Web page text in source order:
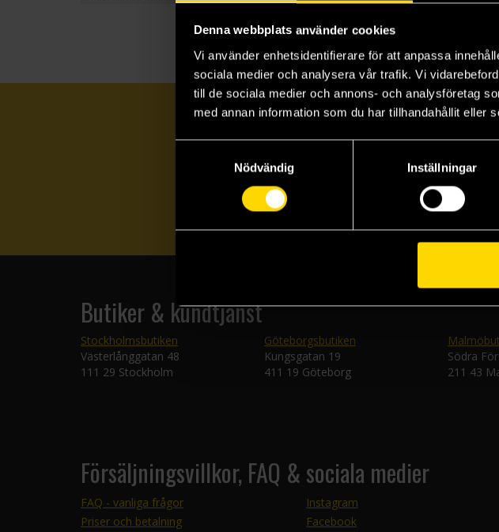
Denna webbplats använder cookies
Vi använder enhetsidentifierare för att anpassa
sociala medier och analysera vår trafik. Vi
till de sociala medier och annons- och analysföretag
med annan information som du har tillhandahållit eller
Nödvändig
Inställningar
Butiker & kundtjänst
Stockholmsbutiken
Västerlånggatan 48
111 29 Stockholm
Göteborgsbutiken
Kungsgatan 19
411 19 Göteborg
Södra
211 43
Försäljningsvillkor, FAQ & sociala medier
FAQ - vanliga frågor
Priser och betalning
Instagram
Facebook